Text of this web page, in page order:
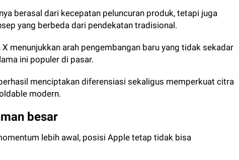
berasal dari kecepatan peluncuran produk, tetapi juga
yang berbeda dari pendekatan tradisional.
menunjukkan arah pengembangan baru yang tidak sekadar
ini populer di pasar.
menciptakan diferensiasi sekaligus memperkuat citra
modern.
besar
lebih awal, posisi Apple tetap tidak bisa